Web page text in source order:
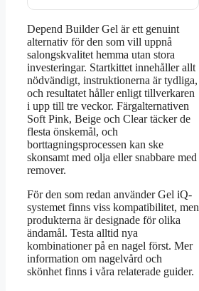
Depend Builder Gel är ett genuint
alternativ för den som vill uppnå
salongskvalitet hemma utan stora
investeringar. Startkittet innehåller allt
nödvändigt, instruktionerna är tydliga,
och resultatet håller enligt tillverkaren
i upp till tre veckor. Färgalternativen
Soft Pink, Beige och Clear täcker de
flesta önskemål, och
borttagningsprocessen kan ske
skonsamt med olja eller snabbare med
remover.
För den som redan använder Gel iQ-
systemet finns viss kompatibilitet, men
produkterna är designade för olika
ändamål. Testa alltid nya
kombinationer på en nagel först. Mer
information om nagelvård och
skönhet finns i våra relaterade guider.